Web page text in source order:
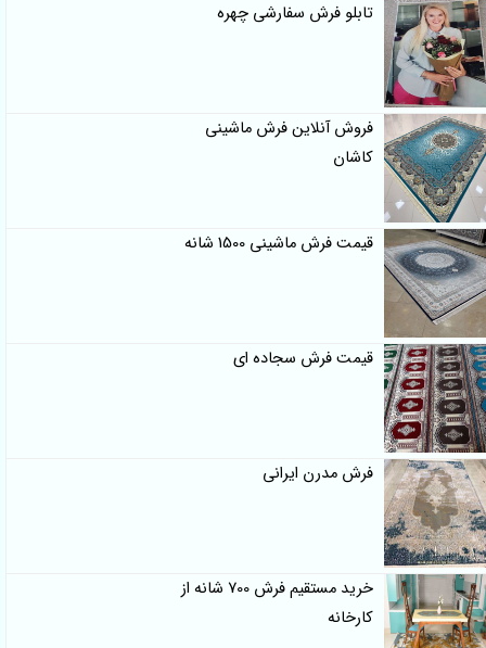
تابلو فرش سفارشی چهره
فروش آنلاین فرش ماشینی
کاشان
قیمت فرش ماشینی 1500 شانه
قیمت فرش سجاده ای
فرش مدرن ایرانی
خرید مستقیم فرش 700 شانه از
کارخانه